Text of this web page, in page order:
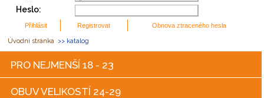
Heslo:
Úvodní stránka >> katalog
PRO NEJMENŠÍ 18 - 23
OBUV VELIKOSTÍ 24-29